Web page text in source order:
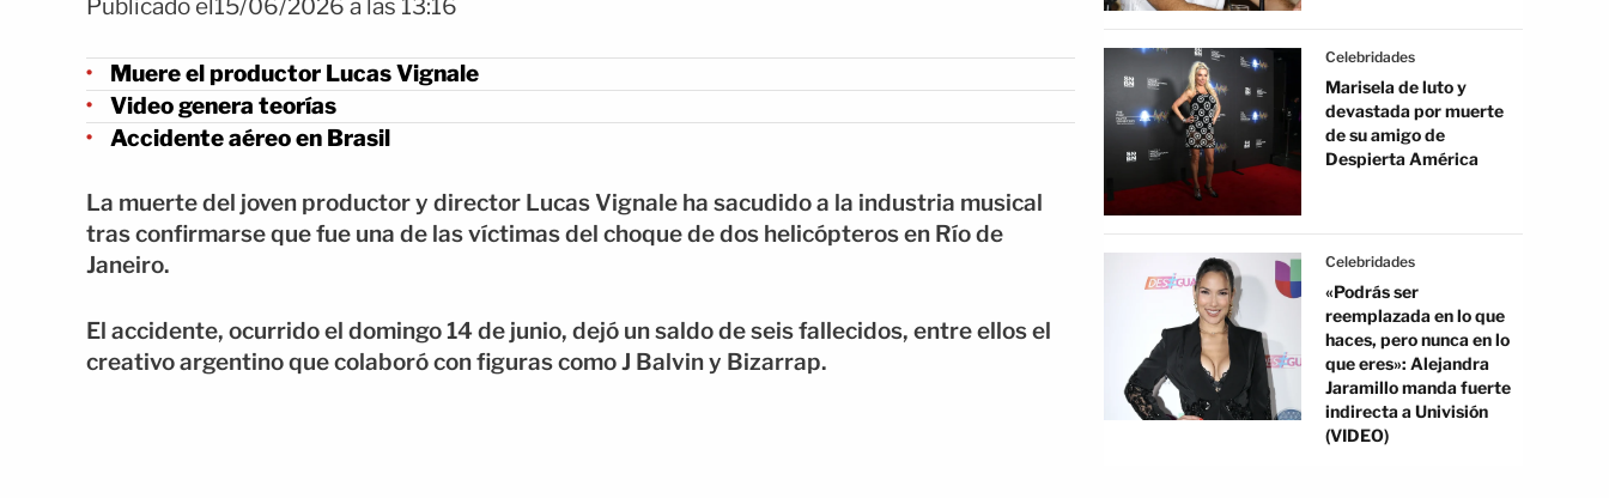
Publicado el15/06/2026 a las 13:16
Muere el productor Lucas Vignale
Video genera teorías
Accidente aéreo en Brasil
La muerte del joven productor y director Lucas Vignale ha sacudido a la industria musical
tras confirmarse que fue una de las víctimas del choque de dos helicópteros en Río de
Janeiro.
El accidente, ocurrido el domingo 14 de junio, dejó un saldo de seis fallecidos, entre ellos el
creativo argentino que colaboró con figuras como J Balvin y Bizarrap.
Celebridades
Marisela de luto y
devastada por muerte
de su amigo de
Despierta América
Celebridades
«Podrás ser
reemplazada en lo que
haces, pero nunca en lo
que eres»: Alejandra
Jaramillo manda fuerte
indirecta a Univisión
(VIDEO)